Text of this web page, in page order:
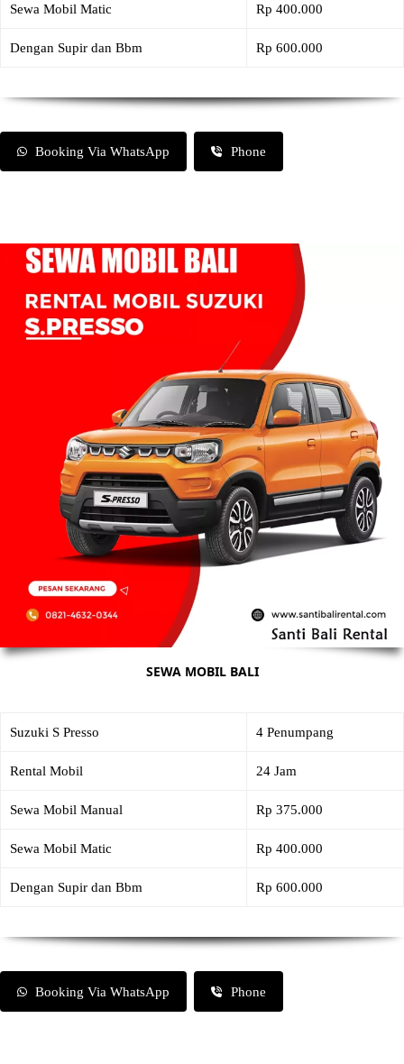
Sewa Mobil Matic Rp 400.000
Dengan Supir dan Bbm Rp 600.000
Booking Via WhatsApp Phone
SEWA MOBIL BALI
Suzuki S Presso 4 Penumpang
Rental Mobil 24 Jam
Sewa Mobil Manual Rp 375.000
Sewa Mobil Matic Rp 400.000
Dengan Supir dan Bbm Rp 600.000
Booking Via WhatsApp Phone